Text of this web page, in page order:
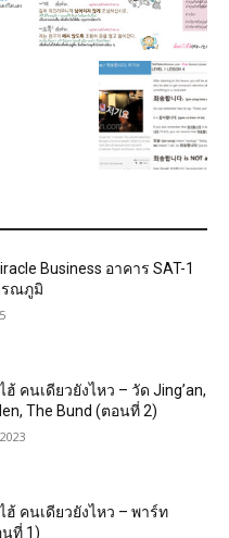
Business อาคาร SAT-1
ณภูมิ
ฮ้ คนเดียวยังไหว – วัด Jing’an,
The Bund (ตอนที่ 2)
ฮ้ คนเดียวยังไหว – พาร์ท
นที่ 1)